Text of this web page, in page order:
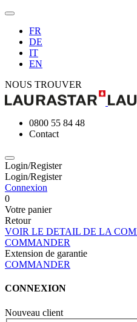
FR
DE
IT
EN
NOUS TROUVER
0800 55 84 48
Contact
Login/Register
Login/Register
Connexion
0
Votre panier
Retour
VOIR LE DETAIL DE LA
COMMANDER
Extension de garantie
COMMANDER
CONNEXION
Nouveau client